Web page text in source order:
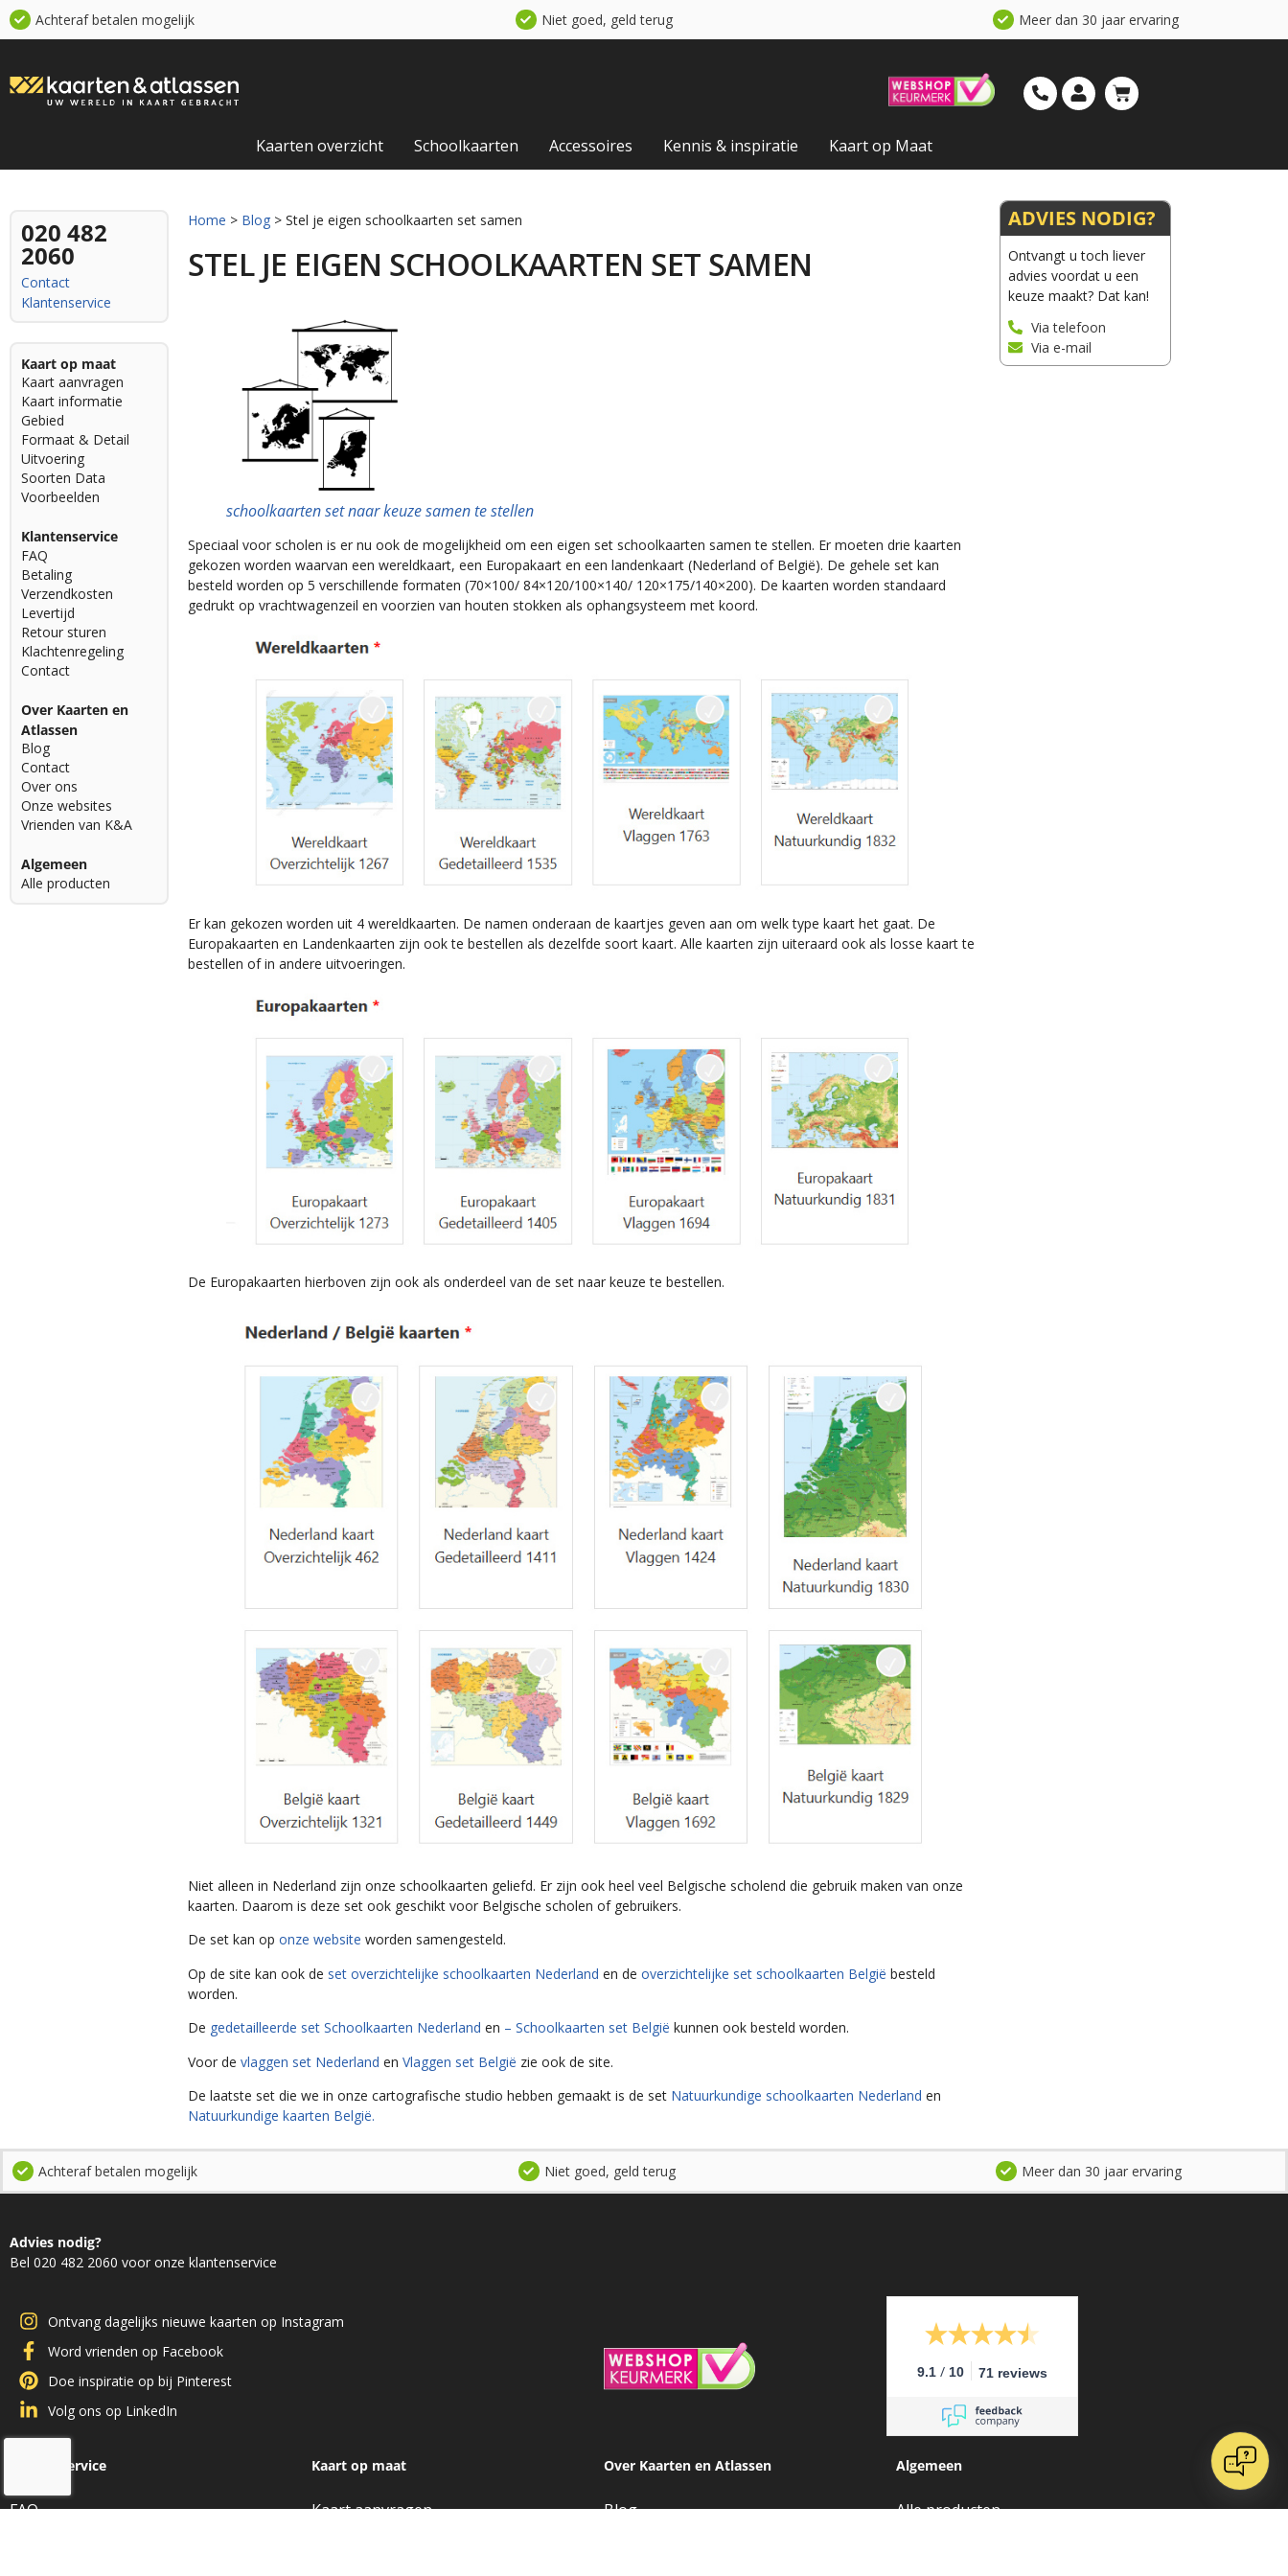
Achteraf betalen mogelijk Niet goed, geld terug Meer dan 30 jaar ervaring
Kaarten overzicht Schoolkaarten Accessoires Kennis & inspiratie Kaart op Maat
020 482
2060
Contact
Klantenservice
Kaart op maat
Kaart aanvragen
Kaart informatie
Gebied
Formaat & Detail
Uitvoering
Soorten Data
Voorbeelden
Klantenservice
FAQ
Betaling
Verzendkosten
Levertijd
Retour sturen
Klachtenregeling
Contact
Over Kaarten en
Atlassen
Blog
Contact
Over ons
Onze websites
Vrienden van K&A
Algemeen
Alle producten
Home > Blog > Stel je eigen schoolkaarten set samen
STEL JE EIGEN SCHOOLKAARTEN SET SAMEN
schoolkaarten set naar keuze samen te stellen
Speciaal voor scholen is er nu ook de mogelijkheid om een eigen set schoolkaarten samen te stellen. Er moeten drie kaarten
gekozen worden waarvan een wereldkaart, een Europakaart en een landenkaart (Nederland of België). De gehele set kan
besteld worden op 5 verschillende formaten (70×100/ 84×120/100×140/ 120×175/140×200). De kaarten worden standaard
gedrukt op vrachtwagenzeil en voorzien van houten stokken als ophangsysteem met koord.
Er kan gekozen worden uit 4 wereldkaarten. De namen onderaan de kaartjes geven aan om welk type kaart het gaat. De
Europakaarten en Landenkaarten zijn ook te bestellen als dezelfde soort kaart. Alle kaarten zijn uiteraard ook als losse kaart te
bestellen of in andere uitvoeringen.
De Europakaarten hierboven zijn ook als onderdeel van de set naar keuze te bestellen.
Niet alleen in Nederland zijn onze schoolkaarten geliefd. Er zijn ook heel veel Belgische scholend die gebruik maken van onze
kaarten. Daarom is deze set ook geschikt voor Belgische scholen of gebruikers.
De set kan op onze website worden samengesteld.
Op de site kan ook de set overzichtelijke schoolkaarten Nederland en de overzichtelijke set schoolkaarten België besteld
worden.
De gedetailleerde set Schoolkaarten Nederland en – Schoolkaarten set België kunnen ook besteld worden.
Voor de vlaggen set Nederland en Vlaggen set België zie ook de site.
De laatste set die we in onze cartografische studio hebben gemaakt is de set Natuurkundige schoolkaarten Nederland en
Natuurkundige kaarten België.
ADVIES NODIG?
Ontvangt u toch liever
advies voordat u een
keuze maakt? Dat kan!
Via telefoon
Via e-mail
Achteraf betalen mogelijk Niet goed, geld terug Meer dan 30 jaar ervaring
Advies nodig?
Bel 020 482 2060 voor onze klantenservice
Ontvang dagelijks nieuwe kaarten op Instagram
Word vrienden op Facebook
Doe inspiratie op bij Pinterest
Volg ons op LinkedIn
9.1 / 10 71 reviews
Klantenservice
FAQ
Kaart op maat
Kaart aanvragen
Over Kaarten en Atlassen
Blog
Algemeen
Alle producten